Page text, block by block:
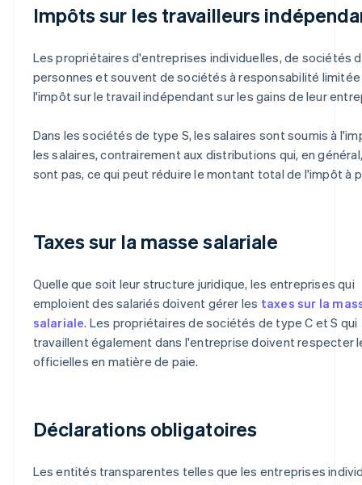
Impôts sur les travailleurs
Les propriétaires d'entreprises individuelles, de sociétés
personnes et souvent de sociétés à responsabilité
l'impôt sur le travail indépendant sur les gains de leur
Dans les sociétés de type S, les salaires sont soumis à
les salaires, contrairement aux distributions qui, en
sont pas, ce qui peut réduire le montant total de l'impôt à
Taxes sur la masse salariale
Quelle que soit leur structure juridique, les entreprises qui
emploient des salariés doivent gérer les taxes sur la
salariale. Les propriétaires de sociétés de type C et S qui
travaillent également dans l'entreprise doivent respecter
officielles en matière de paie.
Déclarations obligatoires
Les entités transparentes telles que les entreprises